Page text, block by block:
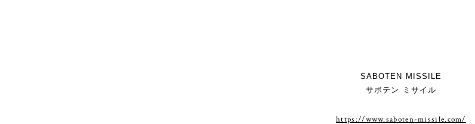
SABOTEN MISSILE
サボテン ミサイル
https://www.saboten-missile.com/